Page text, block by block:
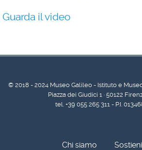
Guarda il video
© 2018 - 2024 Museo Galileo - Istituto e
Piazza dei Giudici 1 · 50122
tel. +39 055 265 311 - P.I.
Chi siamo